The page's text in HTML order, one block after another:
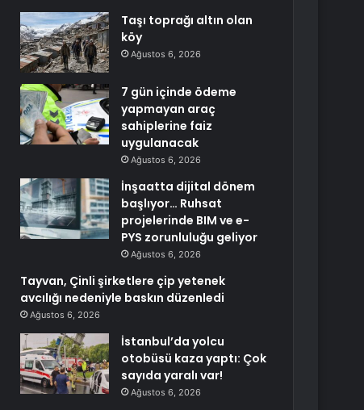
Taşı toprağı altın olan
köy
Ağustos 6, 2026
7 gün içinde ödeme
yapmayan araç
sahiplerine faiz
uygulanacak
Ağustos 6, 2026
İnşaatta dijital dönem
başlıyor… Ruhsat
projelerinde BIM ve e-
PYS zorunluluğu geliyor
Ağustos 6, 2026
Tayvan, Çinli şirketlere çip yetenek
avcılığı nedeniyle baskın düzenledi
Ağustos 6, 2026
İstanbul’da yolcu
otobüsü kaza yaptı: Çok
sayıda yaralı var!
Ağustos 6, 2026